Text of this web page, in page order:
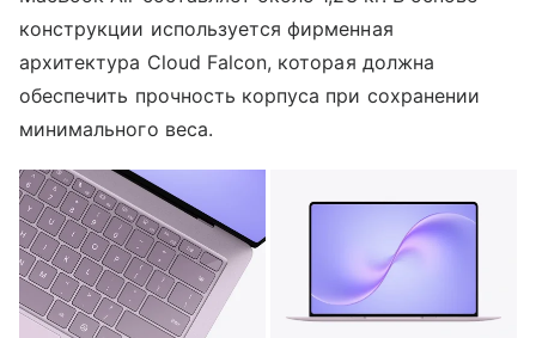
конструкции используется фирменная
архитектура Cloud Falcon, которая должна
обеспечить прочность корпуса при сохранении
минимального веса.